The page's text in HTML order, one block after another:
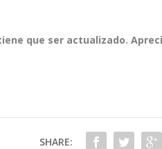
que ser actualizado.
SHARE: